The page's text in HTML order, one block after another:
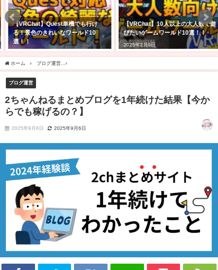
【VRChat】Quest単機でも行け
る！景色のきれいなワールド10
選！！
【VRChat】10人以上の大人数で遊
びたいゲームワールド10選！！
2025年2月9日
ホーム ブログ運営
ブログ運営
2ちゃんねるまとめブログを1年続けた結果【今か
らでも稼げるの？】
2025年9月6日 2025年9月6日